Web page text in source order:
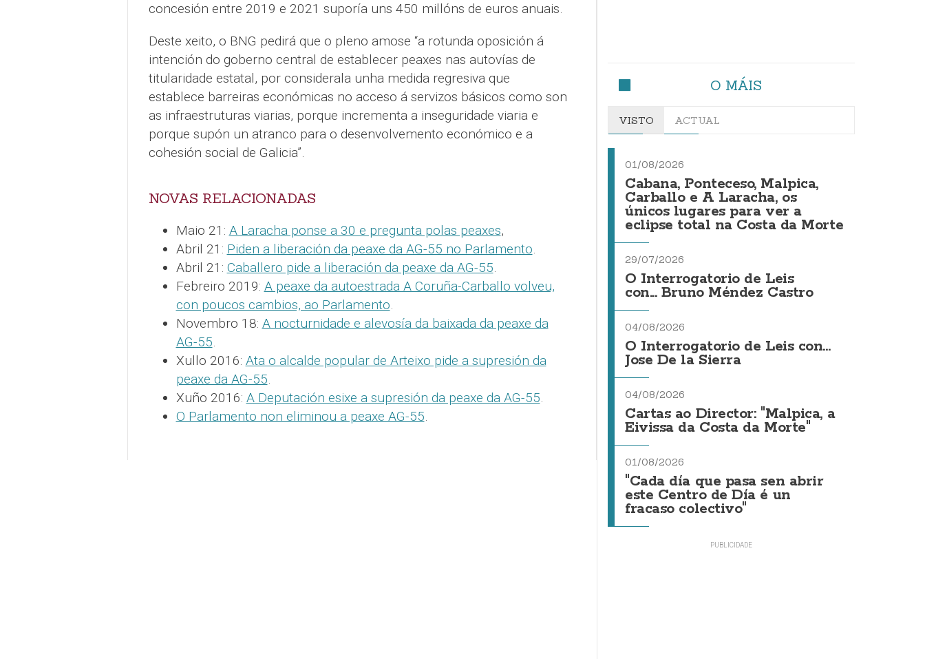
concesión entre 2019 e 2021 suporía uns 450 millóns de euros anuais.
Deste xeito, o BNG pedirá que o pleno amose “a rotunda oposición á
intención do goberno central de establecer peaxes nas autovías de
titularidade estatal, por considerala unha medida regresiva que
establece barreiras económicas no acceso á servizos básicos como son
as infraestruturas viarias, porque incrementa a inseguridade viaria e
porque supón un atranco para o desenvolvemento económico e a
cohesión social de Galicia”.
NOVAS RELACIONADAS
Maio 21: A Laracha ponse a 30 e pregunta polas peaxes,
Abril 21: Piden a liberación da peaxe da AG-55 no Parlamento.
Abril 21: Caballero pide a liberación da peaxe da AG-55.
Febreiro 2019: A peaxe da autoestrada A Coruña-Carballo volveu,
con poucos cambios, ao Parlamento.
Novembro 18: A nocturnidade e alevosía da baixada da peaxe da
AG-55.
Xullo 2016: Ata o alcalde popular de Arteixo pide a supresión da
peaxe da AG-55.
Xuño 2016: A Deputación esixe a supresión da peaxe da AG-55.
O Parlamento non eliminou a peaxe AG-55.
O MÁIS
VISTO ACTUAL
01/08/2026
Cabana, Ponteceso, Malpica,
Carballo e A Laracha, os
únicos lugares para ver a
eclipse total na Costa da Morte
29/07/2026
O Interrogatorio de Leis
con... Bruno Méndez Castro
04/08/2026
O Interrogatorio de Leis con...
Jose De la Sierra
04/08/2026
Cartas ao Director: "Malpica, a
Eivissa da Costa da Morte"
01/08/2026
"Cada día que pasa sen abrir
este Centro de Día é un
fracaso colectivo"